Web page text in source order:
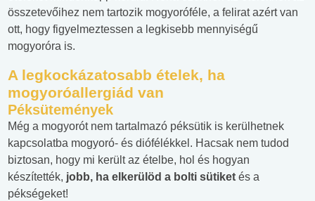
összetevőihez nem tartozik mogyoróféle, a felirat azért van
ott, hogy figyelmeztessen a legkisebb mennyiségű
mogyoróra is.
A legkockázatosabb ételek, ha
mogyoróallergiád van
Péksütemények
Még a mogyorót nem tartalmazó péksütik is kerülhetnek
kapcsolatba mogyoró- és diófélékkel. Hacsak nem tudod
biztosan, hogy mi került az ételbe, hol és hogyan
készítették, jobb, ha elkerülöd a bolti sütiket és a
pékségeket!